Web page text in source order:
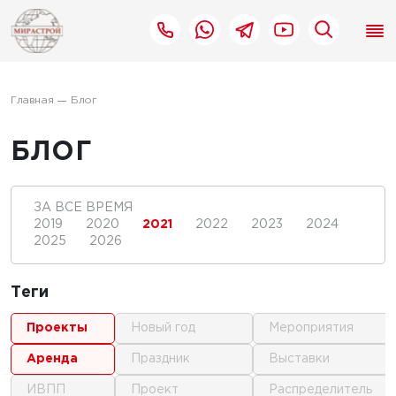
Главная Блог
БЛОГ
ЗА ВСЕ ВРЕМЯ
2019
2020 2021 2022 2023
2024
2025
2026
Теги
проекты
аренда
ИВПП
новый год
праздник
проект
мероприятия
выставки
распределитель